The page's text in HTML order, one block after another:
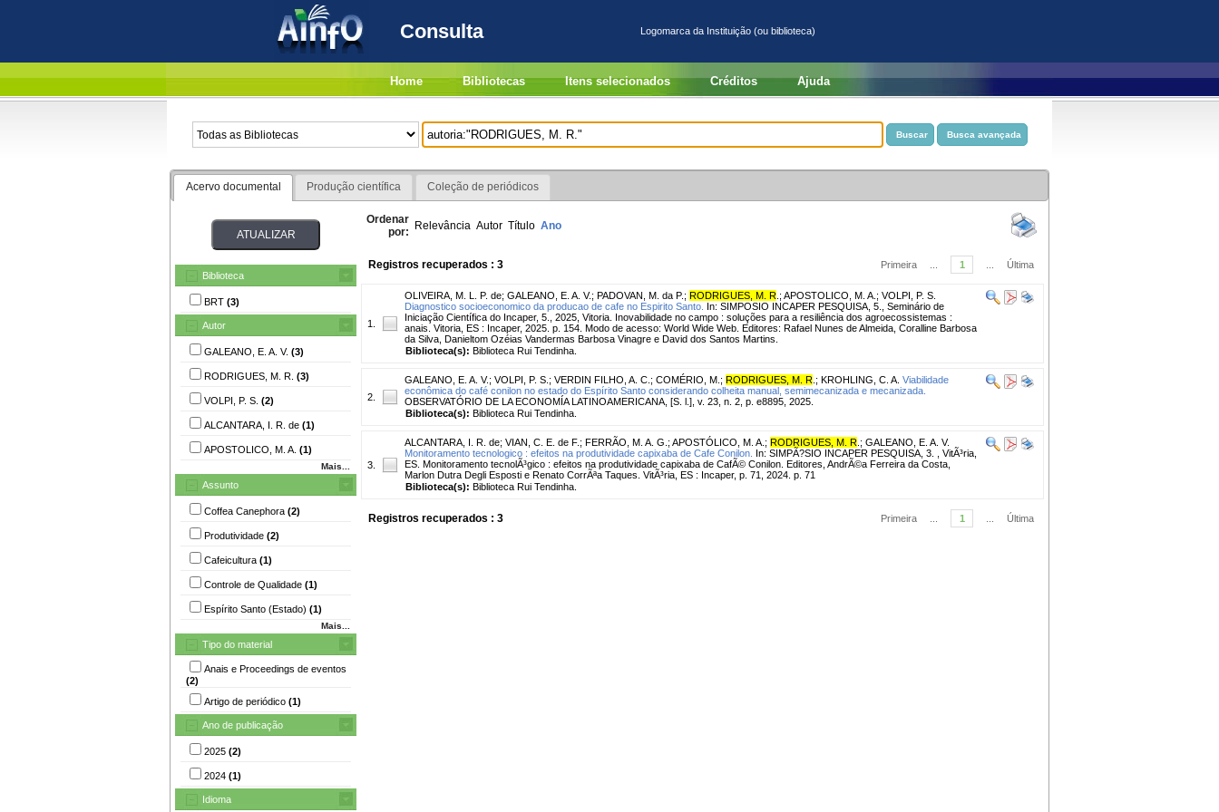
Consulta Logomarca da Instituição (ou biblioteca)
Home Bibliotecas Itens selecionados Créditos Ajuda
Acervo documental Produção científica Coleção de periódicos
Biblioteca
BRT (3)
Autor
GALEANO, E. A. V. (3)
RODRIGUES, M. R. (3)
VOLPI, P. S. (2)
ALCANTARA, I. R. de (1)
APOSTOLICO, M. A. (1)
Mais...
Assunto
Coffea Canephora (2)
Produtividade (2)
Cafeicultura (1)
Controle de Qualidade (1)
Espírito Santo (Estado) (1)
Mais...
Tipo do material
Anais e Proceedings de eventos
(2)
Artigo de periódico (1)
Ano de publicação
2025 (2)
2024 (1)
Idioma
Ordenar
por: Relevância Autor Título Ano
Registros recuperados : 3 Primeira 1 Última
1.
OLIVEIRA, M. L. P. de; GALEANO, E. A. V.; PADOVAN, M. da P. ; RODRIGUES, M. R ; APOSTOLICO, M. A. ; VOLPI, P. S.
Diagnostico socioeconomico da producao de cafe no Espirito Santo. In: SIMPOSIO INCAPER PESQUISA, 5., Seminário de
Iniciação Científica do Incaper, 5., 2025, Vitoria. Inovabilidade no campo : soluções para a resiliência dos agroecossistemas :
anais. Vitoria, ES : Incaper, 2025. p. 154. Modo de acesso: World Wide Web. Editores: Rafael Nunes de Almeida, Coralline Barbosa
da Silva, Danieltom Ozéias Vandermas Barbosa Vinagre e David dos Santos Martins.
Biblioteca(s): Biblioteca Rui Tendinha.
2.
GALEANO, E. A. V.; VOLPI, P. S. ; VERDIN FILHO, A. C. ; COMÉRIO, M. ; RODRIGUES, M. R ; KROHLING, C. A. Viabilidade
econômica do café conilon no estado do Espírito Santo considerando colheita manual, semimecanizada e mecanizada.
OBSERVATÓRIO DE LA ECONOMÍA LATINOAMERICANA, [S. l.], v. 23, n. 2, p. e8895, 2025.
Biblioteca(s): Biblioteca Rui Tendinha.
3.
ALCANTARA, I. R. de; VIAN, C. E. de F. ; FERRÃO, M. A. G. ; APOSTÓLICO, M. A. ; RODRIGUES, M. R ; GALEANO, E. A. V.
Monitoramento tecnologico : efeitos na produtividade capixaba de Cafe Conilon. In: SIMPÃ?SIO INCAPER PESQUISA, 3. , VitÃ³ria,
ES. Monitoramento tecnolÃ³gico : efeitos na produtividade capixaba de CafÃ© Conilon. Editores, AndrÃ©a Ferreira da Costa,
Marlon Dutra Degli Esposti e Renato CorrÃªa Taques. VitÃ³ria, ES : Incaper, p. 71, 2024. p. 71
Biblioteca(s): Biblioteca Rui Tendinha.
Registros recuperados : 3 Primeira 1 Última